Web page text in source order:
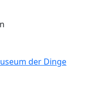
der Dinge